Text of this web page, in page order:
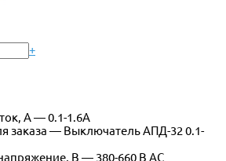
+
А — 0.1-1.6А
заказа — Выключатель АПД-32 0.1-
В — 380-660 В АС